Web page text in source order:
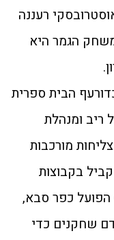
רעננה
הגמר היא
הבית ספרית
ריב ומנהלת
מורכבות
בקבוצות
הפועל כפר סבא,
שחקנים כדי